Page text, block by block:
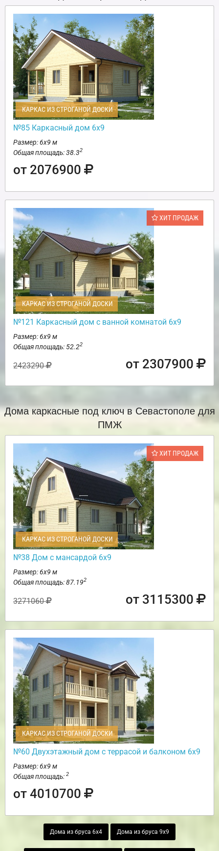
КАРКАС ИЗ СТРОГАНОЙ ДОСКИ
№85 Каркасный дом 6х9
Размер: 6х9 м
Общая площадь: 38.32
от 2076900
ХИТ ПРОДАЖ
КАРКАС ИЗ СТРОГАНОЙ ДОСКИ
№121 Каркасный дом с ванной комнатой 6х9
Размер: 6х9 м
Общая площадь: 52.22
2423290 от 2307900
Дома каркасные под ключ в Севастополе для
ПМЖ
ХИТ ПРОДАЖ
КАРКАС ИЗ СТРОГАНОЙ ДОСКИ
№38 Дом с мансардой 6х9
Размер: 6х9 м
Общая площадь: 87.192
3271060 от 3115300
КАРКАС ИЗ СТРОГАНОЙ ДОСКИ
№60 Двухэтажный дом с террасой и балконом 6х9
Размер: 6х9 м
Общая площадь: 2
от 4010700
Дома из бруса 6х4 Дома из бруса 9х9